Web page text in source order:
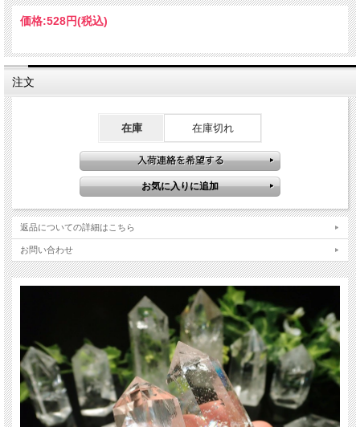
グレードなど
名称など
水晶
直輸入商品の為、激安で頑張ります。
虹入り 水晶ポイント
運気が上がりそうな虹入り水晶ポイントです
あらゆる水晶の中で、光の屈折により美しく輝く七色の虹が見えるものだけが、
レインボー水晶と呼ばれ、その中でも美しく輝くレインボー水晶は、数万個に1
個の希少価値があるといわれています。
レインボー水晶は、水晶自ら受けた傷を癒し七色の虹の光を持つために「癒し
に」関して強力なパワーを持つといわれています。
運気の上がるレインボー、浄化の水晶ポイント！
天然石の浄化は勿論、空間の浄化用やインテリア、ちょっとしたプレゼント用、
アクセサリーの作製素材として！
様々な用途でお使い頂けます！
近年水晶ポイントは入荷が不安定になっており、上質なものは特に手に入りにく
いですのでお早めに！
価格:528円(税込)
注文
在庫 在庫切れ
返品についての詳細はこちら
お問い合わせ